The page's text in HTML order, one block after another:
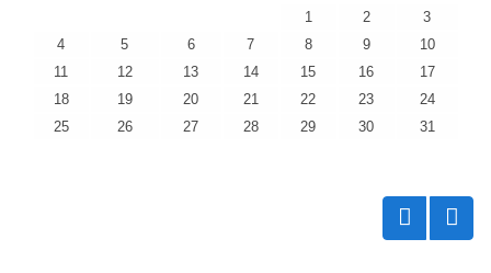
1 2
3
4
5 6 7 8 9
10
11
12 13 14 15 16
17
18
19 20 21 22 23
24
25
26 27 28 29 30 31